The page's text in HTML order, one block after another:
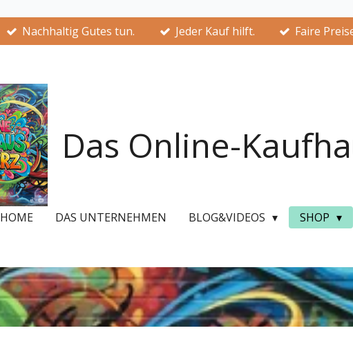
Nachhaltig Gutes tun. Jeder Kauf hilft. Faire
Das Online-
HOME DAS UNTERNEHMEN BLOG&VIDEOS SHOP